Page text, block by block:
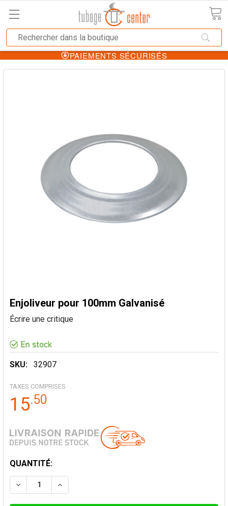
PAIEMENTS SÉCURISÉS
Enjoliveur pour 100mm Galvanisé
Écrire une critique
SKU: 32907
TAXES COMPRISES
15.50
STOCK
ACTUEL:
QUANTITÉ:
DIMINUER LA QUANTITÉ DE ENJOLIVEUR POUR 100MM
AUGMENTER LA QUANTITÉ DE ENJOLIVEUR